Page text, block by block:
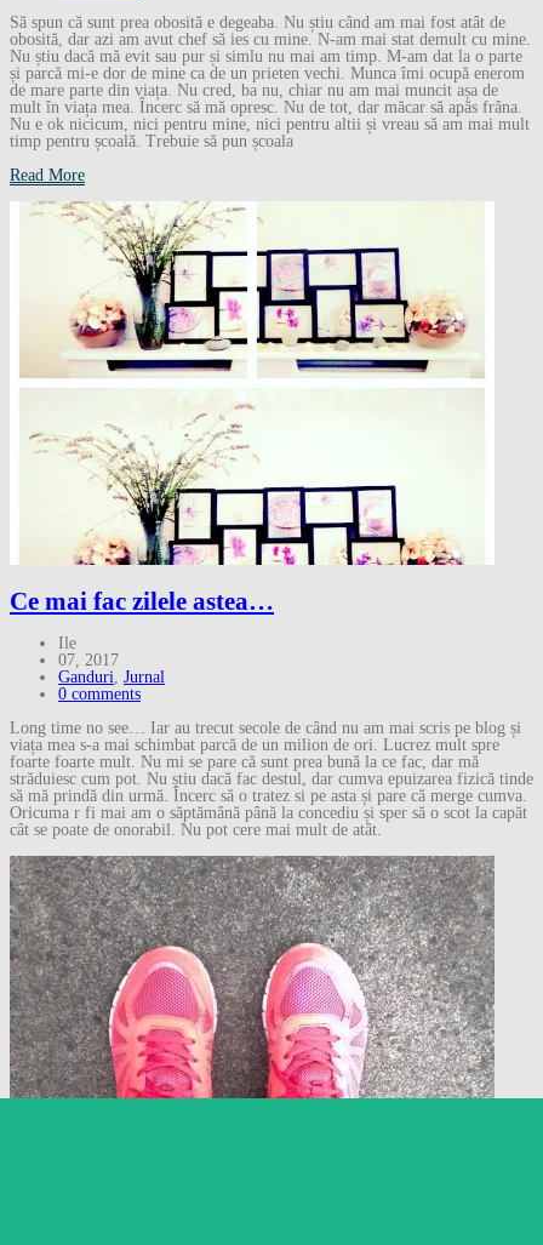
Să spun că sunt prea obosită e degeaba. Nu știu când am mai fost atât de
obosită, dar azi am avut chef să ies cu mine. N-am mai stat demult cu mine.
Nu știu dacă mă evit sau pur și simlu nu mai am timp. M-am dat la o parte
și parcă mi-e dor de mine ca de un prieten vechi. Munca îmi ocupă enerom
de mare parte din viața. Nu cred, ba nu, chiar nu am mai muncit așa de
mult în viața mea. Încerc să mă opresc. Nu de tot, dar măcar să apăs frâna.
Nu e ok nicicum, nici pentru mine, nici pentru altii și vreau să am mai mult
timp pentru școală. Trebuie să pun școala
Read More
Ce mai fac zilele astea…
Ile
07, 2017
Ganduri, Jurnal
0 comments
Long time no see… Iar au trecut secole de când nu am mai scris pe blog și
viața mea s-a mai schimbat parcă de un milion de ori. Lucrez mult spre
foarte foarte mult. Nu mi se pare că sunt prea bună la ce fac, dar mă
străduiesc cum pot. Nu știu dacă fac destul, dar cumva epuizarea fizică tinde
să mă prindă din urmă. Încerc să o tratez si pe asta și pare că merge cumva.
Oricuma r fi mai am o săptămână până la concediu și sper să o scot la capăt
cât se poate de onorabil. Nu pot cere mai mult de atât.